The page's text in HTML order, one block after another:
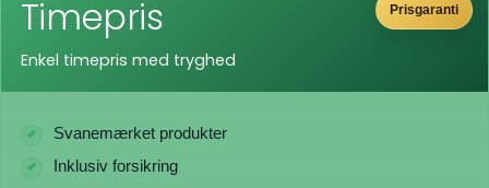
Prisgaranti
Timepris
Enkel timepris med tryghed
Svanemærket produkter
Inklusiv forsikring